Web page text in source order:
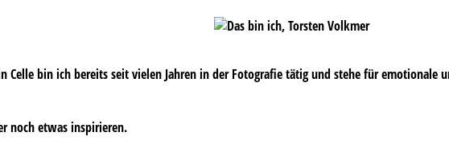
Celle bin ich bereits seit vielen Jahren in der Fotografie tätig und stehe für
noch etwas inspirieren.